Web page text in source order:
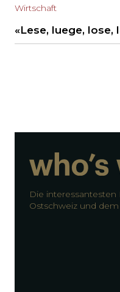
Wirtschaft
«Lese, luege, lose,
Die
Ostschweiz und